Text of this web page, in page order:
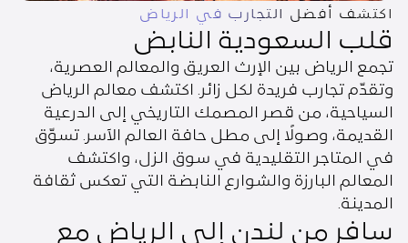
اكتشف أفضل التجارب في الرياض
قلب السعودية النابض
تجمع الرياض بين الإرث العريق والمعالم العصرية،
وتقدّم تجارب فريدة لكل زائر. اكتشف معالم الرياض
السياحية، من قصر المصمك التاريخي إلى الدرعية
القديمة، وصولًا إلى مطل حافة العالم الآسر. تسوّق
في المتاجر التقليدية في سوق الزل، واكتشف
المعالم البارزة والشوارع النابضة التي تعكس ثقافة
المدينة.
سافر من لندن إلى الرياض مع